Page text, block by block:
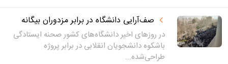
صف‌آرایی دانشگاه در برابر مزدوران بیگانه
در روزهای اخیر دانشگاه‌های کشور صحنه ایستادگی
باشکوه دانشجویان انقلابی در برابر پروژه
طراحی‌شده...